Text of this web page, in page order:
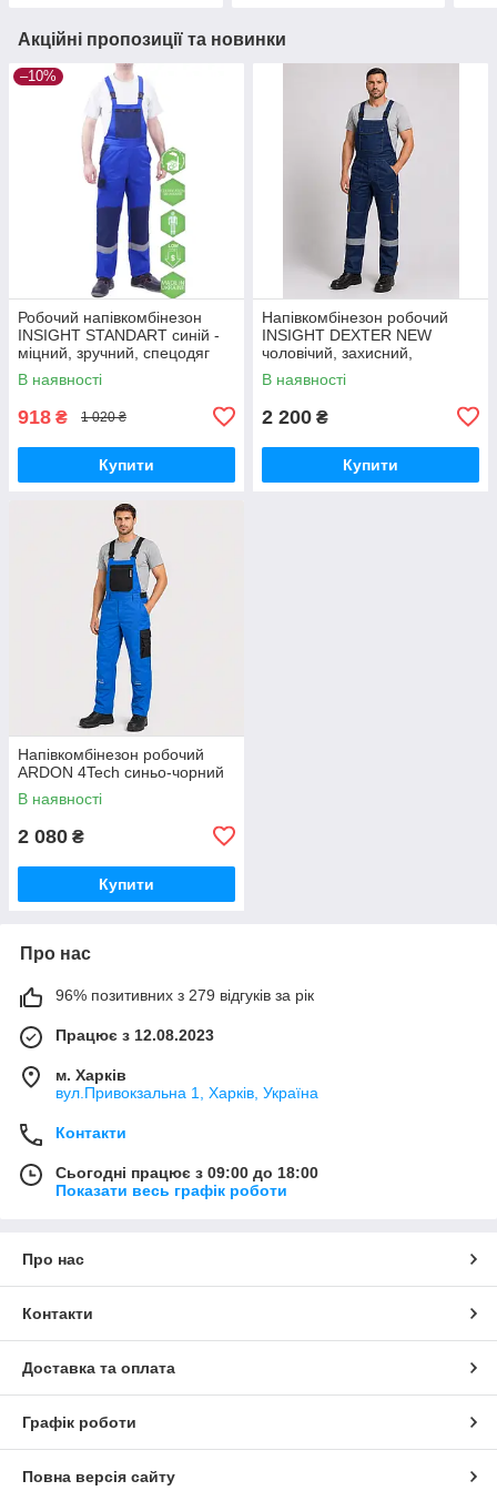
Акційні пропозиції та новинки
–10%
Робочий напівкомбінезон
INSIGHT STANDART синій -
міцний, зручний, спецодяг
Україна
В наявності
918 ₴ 1 020 ₴
Купити
Напівкомбінезон робочий
INSIGHT DEXTER NEW
чоловічий, захисний,
спецодяг синьо-бежевий
В наявності
2 200 ₴
Купити
Напівкомбінезон робочий
ARDON 4Tech синьо-чорний
В наявності
2 080 ₴
Купити
Про нас
96% позитивних з 279 відгуків за рік
Працює з 12.08.2023
м. Харків
вул.Привокзальна 1, Харків, Україна
Контакти
Сьогодні працює з 09:00 до 18:00
Показати весь графік роботи
Про нас
Контакти
Доставка та оплата
Графік роботи
Повна версія сайту